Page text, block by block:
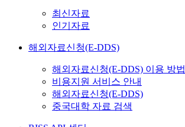
최신자료
인기자료
해외자료신청(E-DDS)
해외자료신청(E-DDS) 이용 방법
비용지원 서비스 안내
해외자료신청(E-DDS)
중국대학 자료 검색